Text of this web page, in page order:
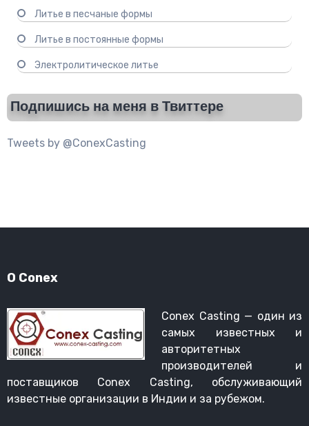
Литье в песчаные формы
Литье в постоянные формы
Электролитическое литье
Подпишись на меня в Твиттере
Tweets by @ConexCasting
О Conex
Conex Casting — один из
самых известных и
авторитетных
производителей и
поставщиков Conex Casting, обслуживающий
известные организации в Индии и за рубежом.